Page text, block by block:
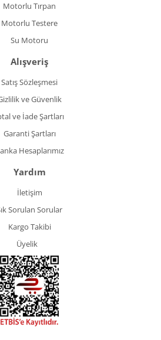
Motorlu Tırpan
Motorlu Testere
Su Motoru
Alışveriş
Satış Sözleşmesi
ve Güvenlik
ve İade Şartları
Garanti Şartları
Hesaplarımız
Yardım
İletişim
Sorulan Sorular
Kargo Takibi
Üyelik